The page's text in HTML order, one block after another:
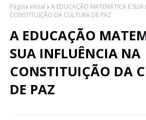
Página inicial
A EDUCAÇÃO MATEMÁTICA E SUA
CONSTITUIÇÃO DA CULTURA DE PAZ
A EDUCAÇÃO
SUA INFLUÊNCIA NA
CONSTITUIÇÃO DA
DE PAZ